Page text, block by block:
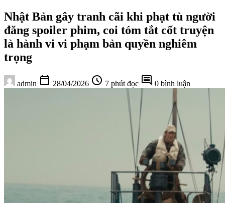
Nhật Bản gây tranh cãi khi phạt tù người
đăng spoiler phim, coi tóm tắt cốt truyện
là hành vi vi phạm bản quyền nghiêm
trọng
admin calendar_today 28/04/2026 schedule 7 phút đọc comment 0 bình luận